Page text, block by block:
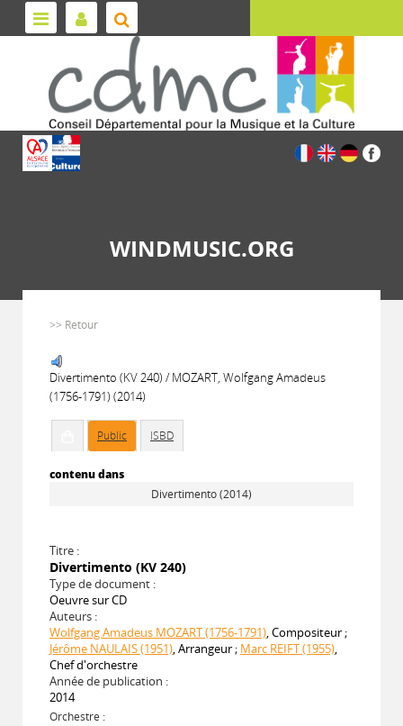
WINDMUSIC.ORG
>> Retour
Divertimento (KV 240) / MOZART, Wolfgang Amadeus
(1756-1791) (2014)
Public ISBD
contenu dans
Divertimento (2014)
Titre :
Divertimento (KV 240)
Type de document :
Oeuvre sur CD
Auteurs :
Wolfgang Amadeus MOZART (1756-1791), Compositeur ;
Jérôme NAULAIS (1951), Arrangeur ; Marc REIFT (1955),
Chef d'orchestre
Année de publication :
2014
Orchestre :